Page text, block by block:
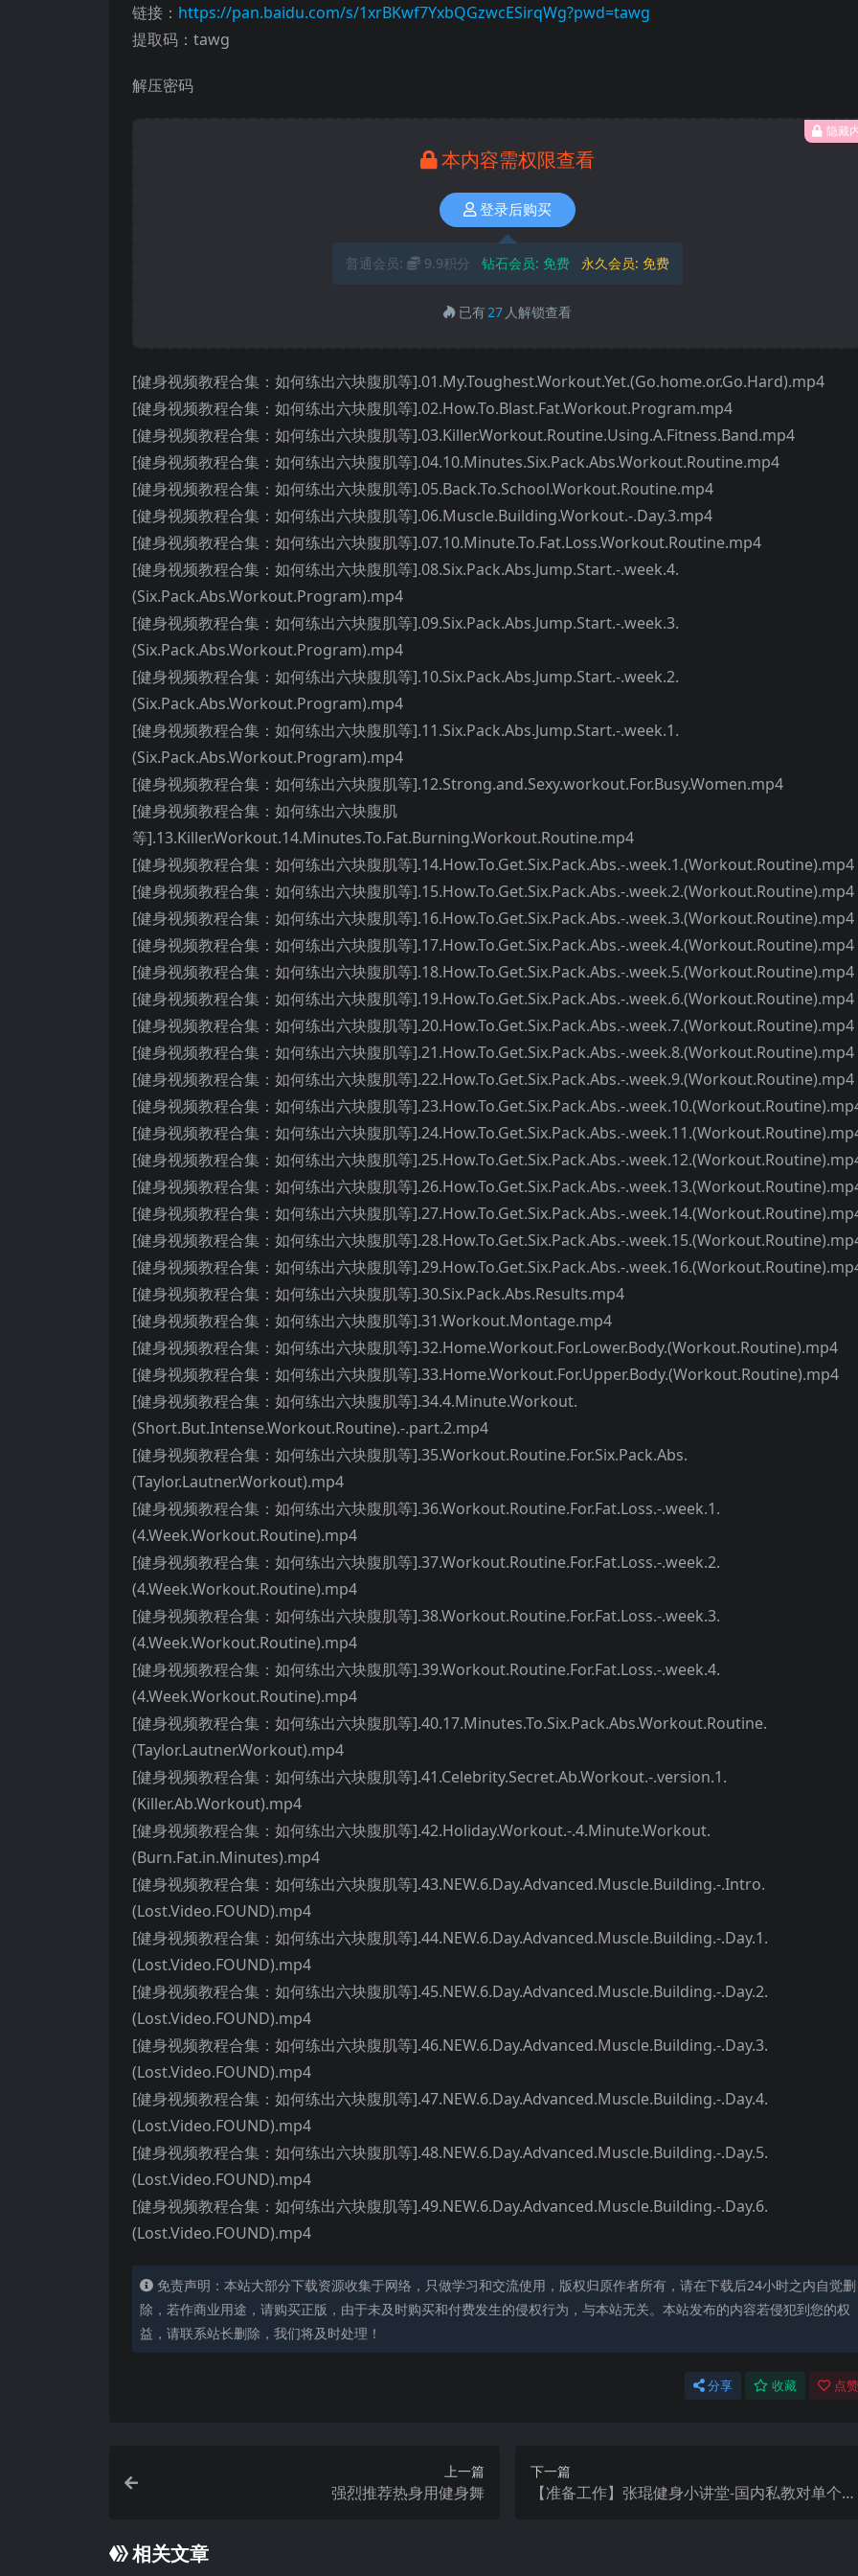
链接： https://pan.baidu.com/s/1xrBKwf7YxbQGzwcESirqWg?pwd=tawg
提取码：tawg
解压密码
隐藏
本内容需权限查看
登录后购买
普通会员: 9.9积分 钻石会员: 免费 永久会员: 免费
已有27 人解锁查看
[健身视频教程合集：如何练出六块腹肌等].01.My.Toughest.Workout.Yet.(Go.home.or.Go.Hard).mp4
[健身视频教程合集：如何练出六块腹肌等].02.How.To.Blast.Fat.Workout.Program.mp4
[健身视频教程合集：如何练出六块腹肌等].03.Killer.Workout.Routine.Using.A.Fitness.Band.mp4
[健身视频教程合集：如何练出六块腹肌等].04.10.Minutes.Six.Pack.Abs.Workout.Routine.mp4
[健身视频教程合集：如何练出六块腹肌等].05.Back.To.School.Workout.Routine.mp4
[健身视频教程合集：如何练出六块腹肌等].06.Muscle.Building.Workout.-.Day.3.mp4
[健身视频教程合集：如何练出六块腹肌等].07.10.Minute.To.Fat.Loss.Workout.Routine.mp4
[健身视频教程合集：如何练出六块腹肌等].08.Six.Pack.Abs.Jump.Start.-.week.4.
(Six.Pack.Abs.Workout.Program).mp4
[健身视频教程合集：如何练出六块腹肌等].09.Six.Pack.Abs.Jump.Start.-.week.3.
(Six.Pack.Abs.Workout.Program).mp4
[健身视频教程合集：如何练出六块腹肌等].10.Six.Pack.Abs.Jump.Start.-.week.2.
(Six.Pack.Abs.Workout.Program).mp4
[健身视频教程合集：如何练出六块腹肌等].11.Six.Pack.Abs.Jump.Start.-.week.1.
(Six.Pack.Abs.Workout.Program).mp4
[健身视频教程合集：如何练出六块腹肌等].12.Strong.and.Sexy.workout.For.Busy.Women.mp4
[健身视频教程合集：如何练出六块腹肌
等].13.Killer.Workout.14.Minutes.To.Fat.Burning.Workout.Routine.mp4
[健身视频教程合集：如何练出六块腹肌等].14.How.To.Get.Six.Pack.Abs.-.week.1.(Workout.Routine).mp4
[健身视频教程合集：如何练出六块腹肌等].15.How.To.Get.Six.Pack.Abs.-.week.2.(Workout.Routine).mp4
[健身视频教程合集：如何练出六块腹肌等].16.How.To.Get.Six.Pack.Abs.-.week.3.(Workout.Routine).mp4
[健身视频教程合集：如何练出六块腹肌等].17.How.To.Get.Six.Pack.Abs.-.week.4.(Workout.Routine).mp4
[健身视频教程合集：如何练出六块腹肌等].18.How.To.Get.Six.Pack.Abs.-.week.5.(Workout.Routine).mp4
[健身视频教程合集：如何练出六块腹肌等].19.How.To.Get.Six.Pack.Abs.-.week.6.(Workout.Routine).mp4
[健身视频教程合集：如何练出六块腹肌等].20.How.To.Get.Six.Pack.Abs.-.week.7.(Workout.Routine).mp4
[健身视频教程合集：如何练出六块腹肌等].21.How.To.Get.Six.Pack.Abs.-.week.8.(Workout.Routine).mp4
[健身视频教程合集：如何练出六块腹肌等].22.How.To.Get.Six.Pack.Abs.-.week.9.(Workout.Routine).mp4
[健身视频教程合集：如何练出六块腹肌等].23.How.To.Get.Six.Pack.Abs.-
[健身视频教程合集：如何练出六块腹肌等].24.How.To.Get.Six.Pack.Abs.-
[健身视频教程合集：如何练出六块腹肌等].25.How.To.Get.Six.Pack.Abs.-
[健身视频教程合集：如何练出六块腹肌等].26.How.To.Get.Six.Pack.Abs.-
[健身视频教程合集：如何练出六块腹肌等].27.How.To.Get.Six.Pack.Abs.-
[健身视频教程合集：如何练出六块腹肌等].28.How.To.Get.Six.Pack.Abs.-
[健身视频教程合集：如何练出六块腹肌等].29.How.To.Get.Six.Pack.Abs.-
[健身视频教程合集：如何练出六块腹肌等].30.Six.Pack.Abs.Results.mp4
[健身视频教程合集：如何练出六块腹肌等].31.Workout.Montage.mp4
[健身视频教程合集：如何练出六块腹肌等].32.Home.Workout.For.Lower.Body.(Workout.Routine).mp4
[健身视频教程合集：如何练出六块腹肌等].33.Home.Workout.For.Upper.Body.(Workout.Routine).mp4
[健身视频教程合集：如何练出六块腹肌等].34.4.Minute.Workout.
(Short.But.Intense.Workout.Routine).-.part.2.mp4
[健身视频教程合集：如何练出六块腹肌等].35.Workout.Routine.For.Six.Pack.Abs.
(Taylor.Lautner.Workout).mp4
[健身视频教程合集：如何练出六块腹肌等].36.Workout.Routine.For.Fat.Loss.-.week.1.
(4.Week.Workout.Routine).mp4
[健身视频教程合集：如何练出六块腹肌等].37.Workout.Routine.For.Fat.Loss.-.week.2.
(4.Week.Workout.Routine).mp4
[健身视频教程合集：如何练出六块腹肌等].38.Workout.Routine.For.Fat.Loss.-.week.3.
(4.Week.Workout.Routine).mp4
[健身视频教程合集：如何练出六块腹肌等].39.Workout.Routine.For.Fat.Loss.-.week.4.
(4.Week.Workout.Routine).mp4
[健身视频教程合集：如何练出六块腹肌等].40.17.Minutes.To.Six.Pack.Abs.Workout.Routine.
(Taylor.Lautner.Workout).mp4
[健身视频教程合集：如何练出六块腹肌等].41.Celebrity.Secret.Ab.Workout.-.version.1.
(Killer.Ab.Workout).mp4
[健身视频教程合集：如何练出六块腹肌等].42.Holiday.Workout.-.4.Minute.Workout.
(Burn.Fat.in.Minutes).mp4
[健身视频教程合集：如何练出六块腹肌等].43.NEW.6.Day.Advanced.Muscle.Building.-.Intro.
(Lost.Video.FOUND).mp4
[健身视频教程合集：如何练出六块腹肌等].44.NEW.6.Day.Advanced.Muscle.Building.-.Day.1.
(Lost.Video.FOUND).mp4
[健身视频教程合集：如何练出六块腹肌等].45.NEW.6.Day.Advanced.Muscle.Building.-.Day.2.
(Lost.Video.FOUND).mp4
[健身视频教程合集：如何练出六块腹肌等].46.NEW.6.Day.Advanced.Muscle.Building.-.Day.3.
(Lost.Video.FOUND).mp4
[健身视频教程合集：如何练出六块腹肌等].47.NEW.6.Day.Advanced.Muscle.Building.-.Day.4.
(Lost.Video.FOUND).mp4
[健身视频教程合集：如何练出六块腹肌等].48.NEW.6.Day.Advanced.Muscle.Building.-.Day.5.
(Lost.Video.FOUND).mp4
[健身视频教程合集：如何练出六块腹肌等].49.NEW.6.Day.Advanced.Muscle.Building.-.Day.6.
(Lost.Video.FOUND).mp4
免责声明：本站大部分下载资源收集于网络，只做学习和交流使用，版权归原作者所有，请在下载后24小时之内自觉删
除，若作商业用途，请购买正版，由于未及时购买和付费发生的侵权行为，与本站无关。本站发布的内容若侵犯到您的权
益，请联系站长删除，我们将及时处理！
分享 收藏 点
上一篇
强烈推荐热身用健身舞
下一篇
【准备工作】张琨健身小讲堂-国内私教对单个健
相关文章